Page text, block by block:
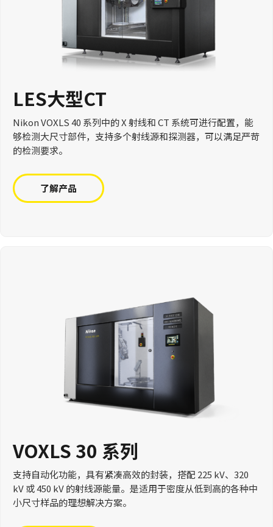
LES大型CT
Nikon VOXLS 40 系列中的 X 射线和 CT 系统可进行配置，能
够检测大尺寸部件，支持多个射线源和探测器，可以满足严苛
的检测要求。
了解产品
VOXLS 30 系列
支持自动化功能，具有紧凑高效的封装，搭配 225 kV、320
kV 或 450 kV 的射线源能量。是适用于密度从低到高的各种中
小尺寸样品的理想解决方案。